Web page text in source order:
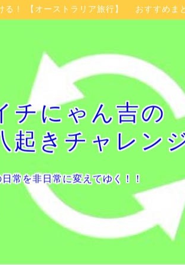
る！ 【オーストラリア旅行】 おすすめま
チにゃん吉の
起きチャレン
常を非日常に変えてゆく！！